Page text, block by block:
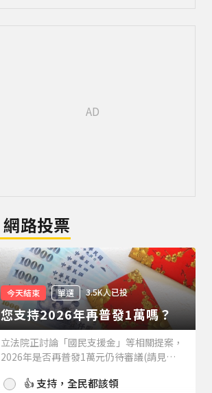
網路投票
今天結束 單選 3.5K人已投
您支持2026年再普發1萬嗎？
立法院正討論「國民支援金」等相關提案，
2026年是否再普發1萬元仍待審議(請見下
持嗎？👍 支持，全民都該領